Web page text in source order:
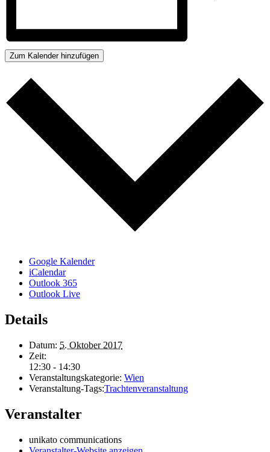
Zum Kalender hinzufügen
Google Kalender
iCalendar
Outlook 365
Outlook Live
Details
Datum: 5. Oktober 2017
Zeit:
12:30 - 14:30
Veranstaltungskategorie: Wien
Veranstaltung-Tags:Trachtenveranstaltung
Veranstalter
unikato communications